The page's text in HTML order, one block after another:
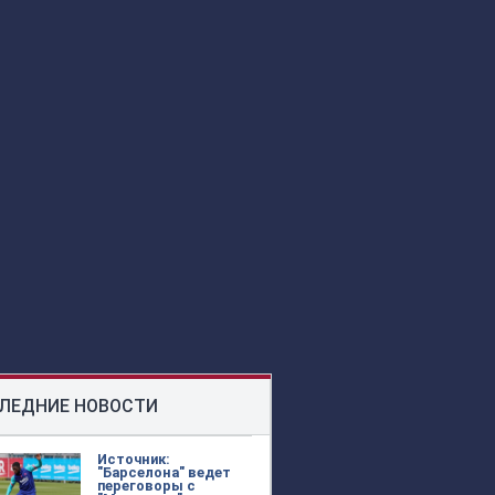
НОВОСТИ
Источник:
"Барселона" ведет
переговоры с